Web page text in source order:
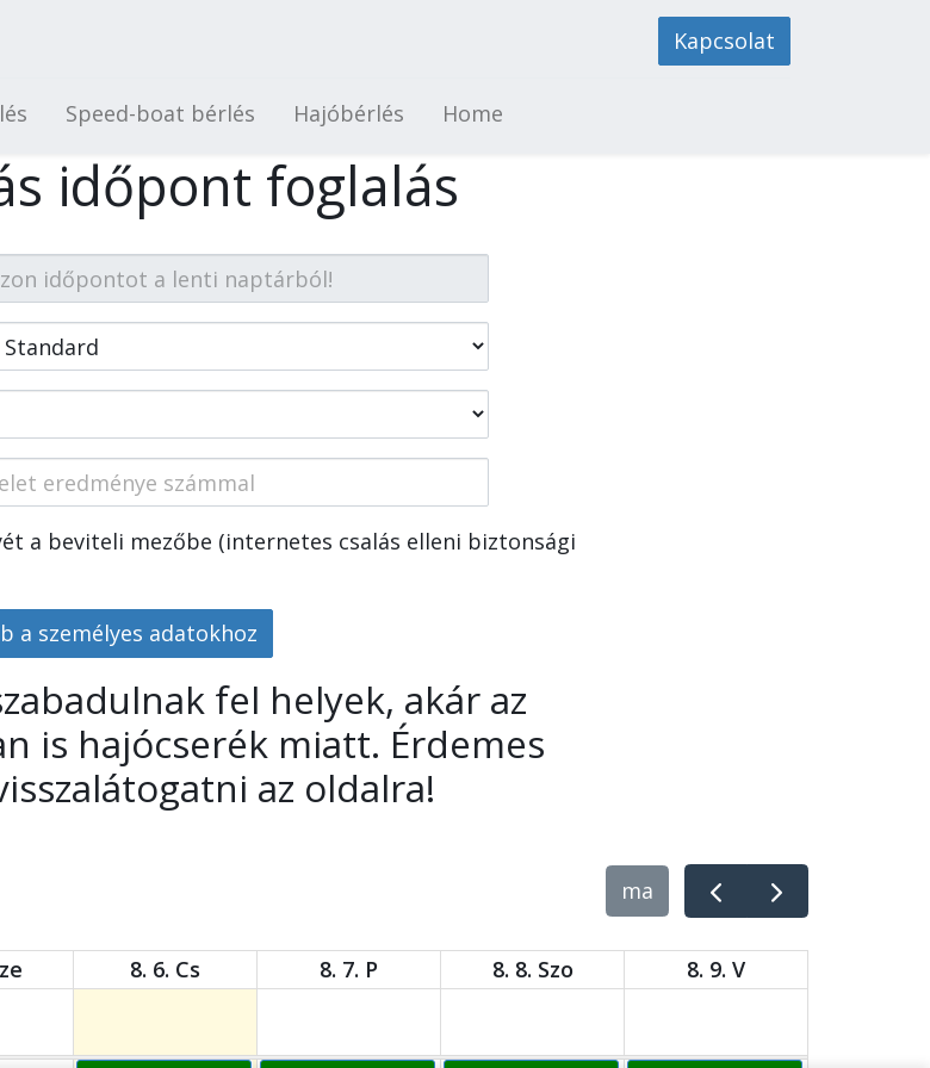
Kapcsolat
Speed-boat bérlés Hajóbérlés Home
időpont foglalás
a beviteli mezőbe (internetes csalás elleni biztonsági
a személyes adatokhoz
fel helyek, akár az
is hajócserék miatt. Érdemes
az oldalra!
ma
8. 6. Cs 8. 7. P 8. 8. Szo
8. 9. V